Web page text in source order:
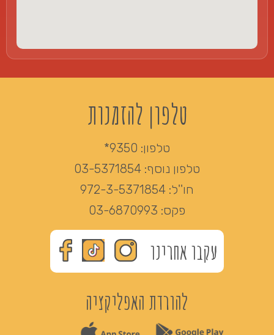
טלפון להזמנות
טלפון: 9350*
טלפון נוסף: 03-5371854
חו''ל: 972-3-5371854
פקס: 03-6870993
עקבו אחרינו
להורדת האפליקציה